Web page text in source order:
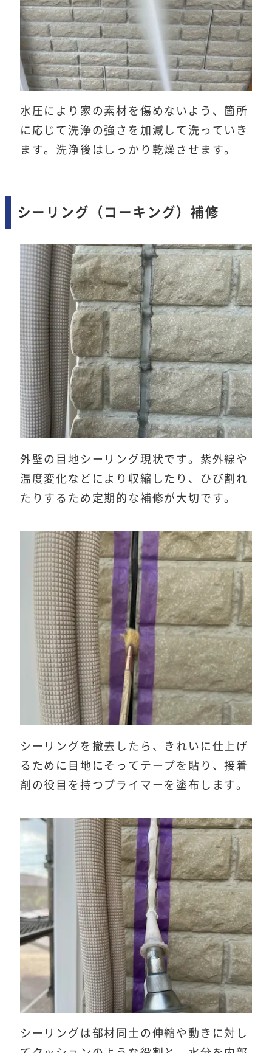
水圧により家の素材を傷めないよう、箇所
に応じて洗浄の強さを加減して洗っていき
ます。洗浄後はしっかり乾燥させます。
シーリング（コーキング）補修
外壁の目地シーリング現状です。紫外線や
温度変化などにより収縮したり、ひび割れ
たりするため定期的な補修が大切です。
シーリングを撤去したら、きれいに仕上げ
るために目地にそってテープを貼り、接着
剤の役目を持つプライマーを塗布します。
シーリングは部材同士の伸縮や動きに対し